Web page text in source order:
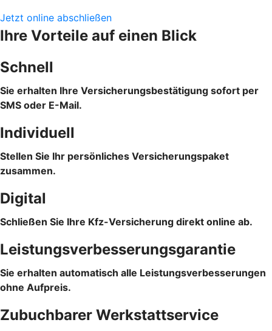
Jetzt online abschließen
Ihre Vorteile auf einen Blick
Schnell
Sie erhalten Ihre Versicherungsbestätigung sofort per
SMS oder E-Mail.
Individuell
Stellen Sie Ihr persönliches Versicherungspaket
zusammen.
Digital
Schließen Sie Ihre Kfz-Versicherung direkt online ab.
Leistungsverbesserungsgarantie
Sie erhalten automatisch alle Leistungsverbesserungen
ohne Aufpreis.
Zubuchbarer Werkstattservice